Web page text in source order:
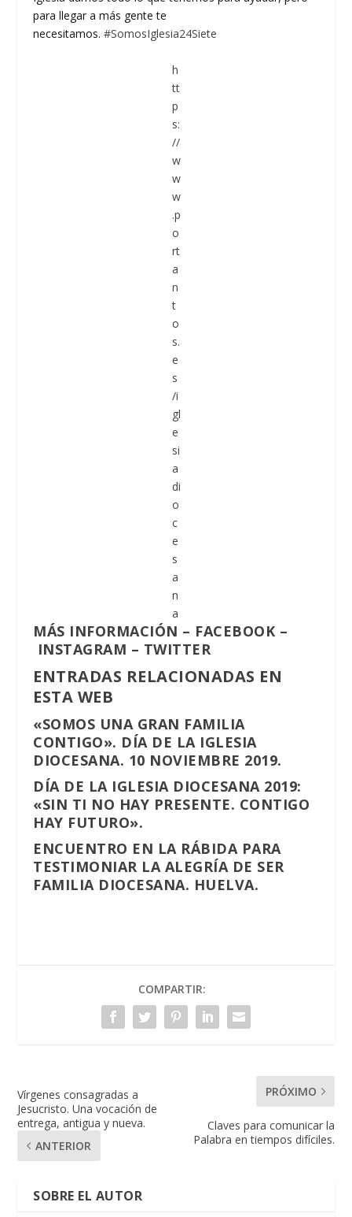
para llegar a más gente te
necesitamos.#SomosIglesia24Siete
h
tt
p
s:
//
w
w
w
.p
o
rt
a
n
t
o
s.
e
s
/i
gl
e
si
a
di
o
c
e
s
a
n
a
MÁS INFORMACIÓN – FACEBOOK –
INSTAGRAM – TWITTER
ENTRADAS RELACIONADAS EN
ESTA WEB
«SOMOS UNA GRAN FAMILIA
CONTIGO». DÍA DE LA IGLESIA
DIOCESANA. 10 NOVIEMBRE 2019.
DÍA DE LA IGLESIA DIOCESANA 2019:
«SIN TI NO HAY PRESENTE. CONTIGO
HAY FUTURO».
ENCUENTRO EN LA RÁBIDA PARA
TESTIMONIAR LA ALEGRÍA DE SER
FAMILIA DIOCESANA. HUELVA.
COMPARTIR:
Vírgenes consagradas a
Jesucristo. Una vocación de
entrega, antigua y nueva.
ANTERIOR
PRÓXIMO
Claves para comunicar la
Palabra en tiempos difíciles.
SOBRE EL AUTOR